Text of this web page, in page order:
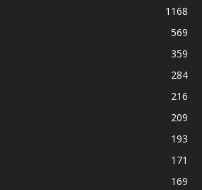
1168
569
359
284
216
209
193
171
169